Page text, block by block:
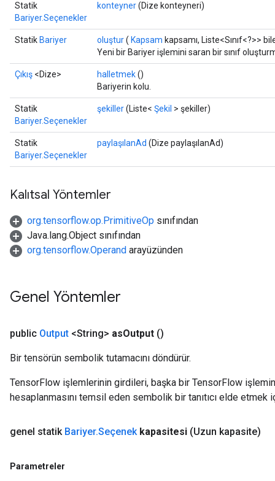
Statik
Bariyer.Seçenekler
konteyner(Dize konteyneri)
Statik Bariyer oluştur( Kapsam kapsamı, Liste<Sınıf<?>>
Yeni bir Bariyer işlemini saran bir sınıf
Çıkış <Dize> halletmek()
Bariyerin kolu.
Statik
Bariyer.Seçenekler
şekiller(Liste< Şekil > şekiller)
Statik
Bariyer.Seçenekler
paylaşılanAd (Dize paylaşılanAd)
Kalıtsal Yöntemler
org.tensorflow.op.PrimitiveOp sınıfından
Java.lang.Object sınıfından
org.tensorflow.Operand arayüzünden
Genel Yöntemler
public Output <String> asOutput ()
Bir tensörün sembolik tutamacını döndürür.
TensorFlow işlemlerinin girdileri, başka bir TensorFlow
hesaplanmasını temsil eden sembolik bir tanıtıcı elde etmek
genel statik Bariyer.Seçenek kapasitesi (Uzun kapasite)
Parametreler